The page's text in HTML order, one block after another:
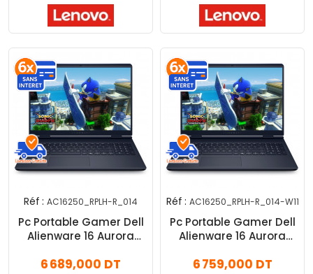
Réf : AC16250_RPLH-R_014
Pc Portable Gamer Dell
Alienware 16 Aurora
SSD
6 689,000 DT
Réf : AC16250_RPLH-R_014-W11
Pc Portable Gamer Dell
Alienware 16 Aurora
SSD Windows 11 Pro
6 759,000 DT